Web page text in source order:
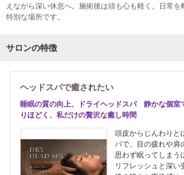
えながら深い休息へ。施術後は頭も心も軽く。日常
特別な場所です。
サロンの特徴
ヘッドスパで癒されたい
睡眠の質の向上、ドライヘッドスパ 静かな個室
りほどく、私だけの贅沢な癒し時間
頭皮からじんわりと
パで、目の疲れや肩
思わず眠ってしまう
リフレッシュと深い